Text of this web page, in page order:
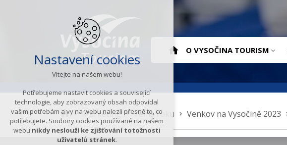
HlavníO VYSOČINA TOURISM
K
d
e
Marketing Téma roku Venkov na Vysočině 2023
ÚVOD
Nastavení cookies
Vítejte na našem webu!
Potřebujeme nastavit cookies a související
technologie, aby zobrazovaný obsah odpovídal
vašim potřebám a vy na webu nalezli přesně to, co
potřebujete. Soubory cookies používané na našem
webu nikdy neslouží ke zjišťování totožnosti
uživatelů stránek.